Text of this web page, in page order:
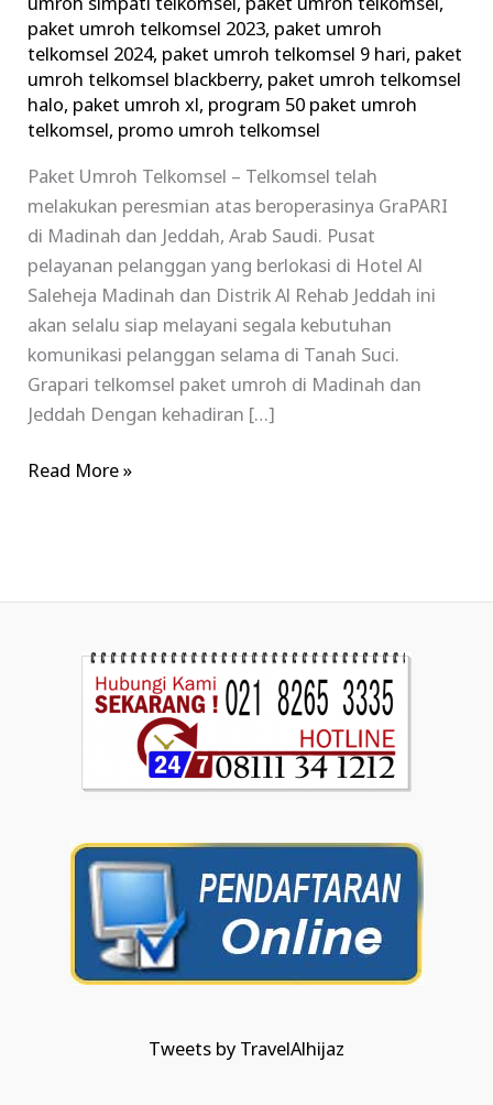
umroh simpati telkomsel, paket umroh telkomsel,
paket umroh telkomsel 2023, paket umroh
telkomsel 2024, paket umroh telkomsel 9 hari, paket
umroh telkomsel blackberry, paket umroh telkomsel
halo, paket umroh xl, program 50 paket umroh
telkomsel, promo umroh telkomsel
Paket Umroh Telkomsel – Telkomsel telah
melakukan peresmian atas beroperasinya GraPARI
di Madinah dan Jeddah, Arab Saudi. Pusat
pelayanan pelanggan yang berlokasi di Hotel Al
Saleheja Madinah dan Distrik Al Rehab Jeddah ini
akan selalu siap melayani segala kebutuhan
komunikasi pelanggan selama di Tanah Suci.
Grapari telkomsel paket umroh di Madinah dan
Jeddah Dengan kehadiran […]
Read More »
Tweets by TravelAlhijaz